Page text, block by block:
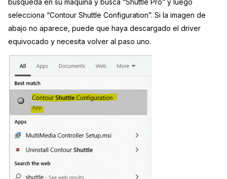
búsqueda en su máquina y busca “Shuttle Pro” y luego
selecciona “Contour Shuttle Configuration”. Si la imagen de
abajo no aparece, puede que haya descargado el driver
equivocado y necesita volver al paso uno.